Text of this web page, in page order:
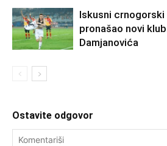
Iskusni
pronašao novi
Damjanovića
Ostavite odgovor